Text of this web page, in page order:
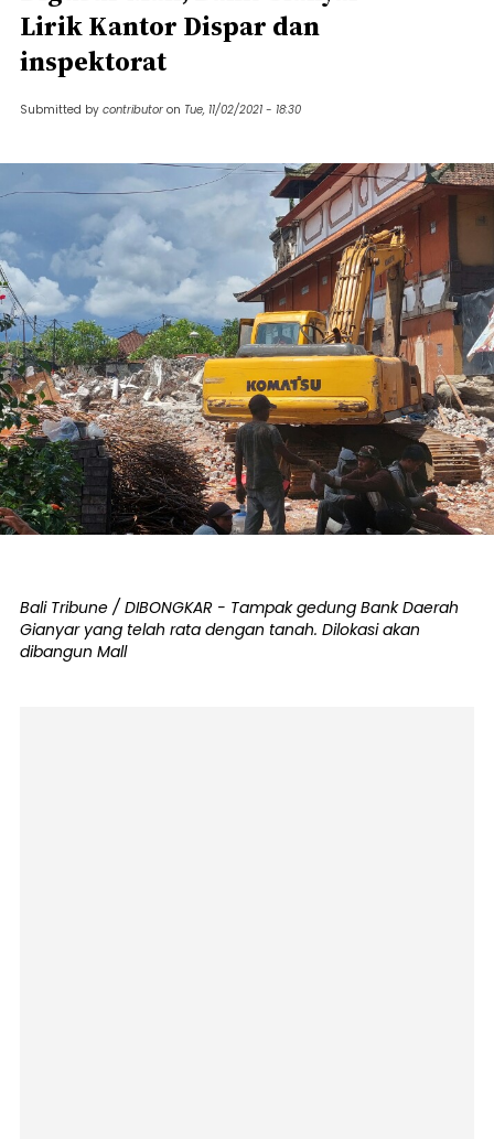
Lirik Kantor Dispar dan
inspektorat
Submitted by contributor on Tue, 11/02/2021 - 18:30
Bali Tribune / DIBONGKAR - Tampak gedung Bank Daerah
Gianyar yang telah rata dengan tanah. Dilokasi akan
dibangun Mall